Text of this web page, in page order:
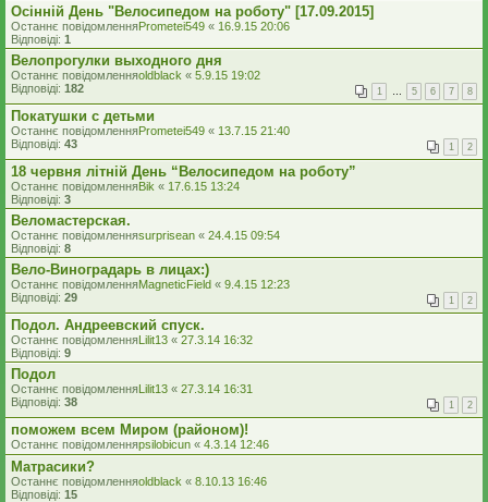
Осінній День "Велосипедом на роботу" [17.09.2015]
Останнє повідомленняPrometei549 « 16.9.15 20:06
Відповіді: 1
Велопрогулки выходного дня
Останнє повідомленняoldblack « 5.9.15 19:02
Відповіді: 182 1 … 5 6 7 8
Покатушки с детьми
Останнє повідомленняPrometei549 « 13.7.15 21:40
Відповіді: 43 1 2
18 червня літній День “Велосипедом на роботу”
Останнє повідомленняBik « 17.6.15 13:24
Відповіді: 3
Веломастерская.
Останнє повідомленняsurprisean « 24.4.15 09:54
Відповіді: 8
Вело-Виноградарь в лицах:)
Останнє повідомленняMagneticField « 9.4.15 12:23
Відповіді: 29 1 2
Подол. Андреевский спуск.
Останнє повідомленняLilit13 « 27.3.14 16:32
Відповіді: 9
Подол
Останнє повідомленняLilit13 « 27.3.14 16:31
Відповіді: 38 1 2
поможем всем Миром (районом)!
Останнє повідомленняpsilobicun « 4.3.14 12:46
Матрасики?
Останнє повідомленняoldblack « 8.10.13 16:46
Відповіді: 15